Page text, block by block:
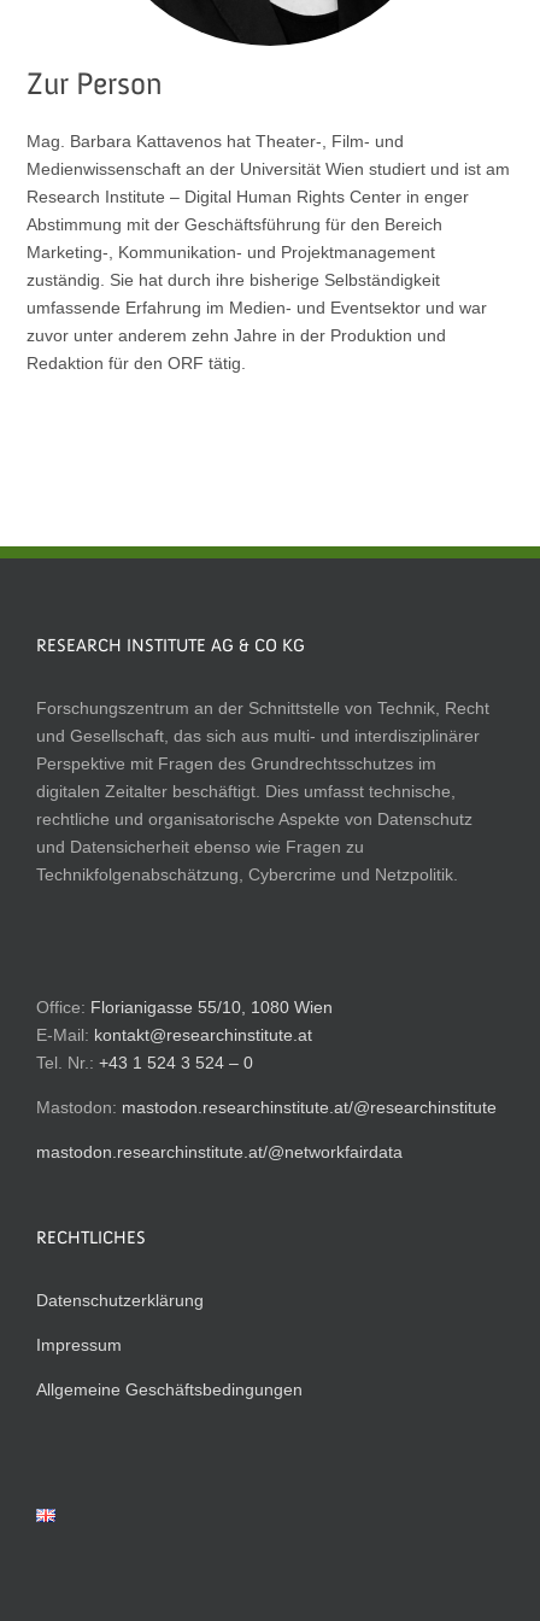
Zur Person
Mag. Barbara Kattavenos hat Theater-, Film- und
Medienwissenschaft an der Universität Wien studiert und ist am
Research Institute – Digital Human Rights Center in enger
Abstimmung mit der Geschäftsführung für den Bereich
Marketing-, Kommunikation- und Projektmanagement
zuständig. Sie hat durch ihre bisherige Selbständigkeit
umfassende Erfahrung im Medien- und Eventsektor und war
zuvor unter anderem zehn Jahre in der Produktion und
Redaktion für den ORF tätig.
RESEARCH INSTITUTE AG & CO KG
Forschungszentrum an der Schnittstelle von Technik, Recht
und Gesellschaft, das sich aus multi- und interdisziplinärer
Perspektive mit Fragen des Grundrechtsschutzes im
digitalen Zeitalter beschäftigt. Dies umfasst technische,
rechtliche und organisatorische Aspekte von Datenschutz
und Datensicherheit ebenso wie Fragen zu
Technikfolgenabschätzung, Cybercrime und Netzpolitik.
Office: Florianigasse 55/10, 1080 Wien
E-Mail: kontakt@researchinstitute.at
Tel. Nr.: +43 1 524 3 524 – 0
Mastodon: mastodon.researchinstitute.at/@researchinstitute
mastodon.researchinstitute.at/@networkfairdata
RECHTLICHES
Datenschutzerklärung
Impressum
Allgemeine Geschäftsbedingungen